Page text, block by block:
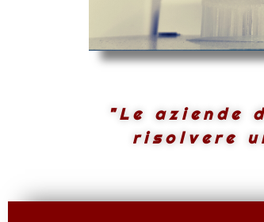
"Le aziende
risolvere